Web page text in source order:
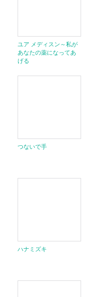
ユア メディスン～私が
あなたの薬になってあ
げる
つないで手
ハナミズキ